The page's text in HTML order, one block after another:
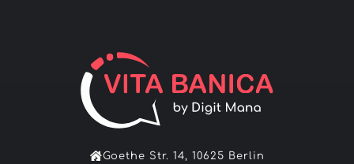
Goethe Str. 14, 10625 Berlin